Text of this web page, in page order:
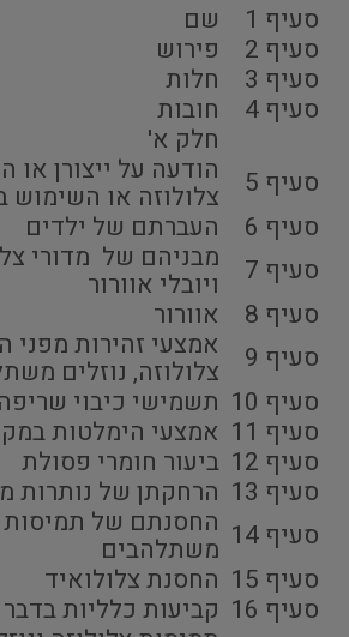
סעיף 1
שם
סעיף 2
פירוש
סעיף 3
חלות
סעיף 4
חובות
חלק א'
סעיף 5
הודעה על ייצורן
צלולוזה או השימוש
סעיף 6
העברתם של ילדים
סעיף 7
מבניהם של מדורי
ויובלי אוורור
סעיף 8
אוורור
סעיף 9
אמצעי זהירות
צלולוזה, נוזלים
סעיף 10
תשמישי כיבוי שריפה
סעיף 11
אמצעי הימלטות
סעיף 12
ביעור חומרי פסולת
סעיף 13
הרחקתן של נותרות
סעיף 14
החסנתם של תמיסות
משתלהבים
סעיף 15
החסנת צלולואיד
סעיף 16
קביעות כלליות